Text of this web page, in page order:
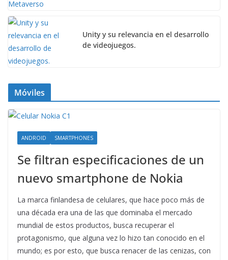
Unity y su relevancia en el desarrollo
de videojuegos.
Móviles
ANDROID SMARTPHONES
Se filtran especificaciones de un
nuevo smartphone de Nokia
La marca finlandesa de celulares, que hace poco más de
una década era una de las que dominaba el mercado
mundial de estos productos, busca recuperar el
protagonismo, que alguna vez lo hizo tan conocido en el
mundo; es por esto, que busca renacer de las cenizas, con